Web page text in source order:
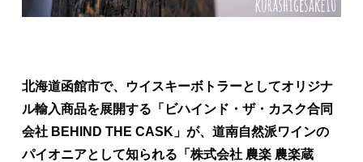
北海道函館市で、ウイスキーボトラーとしてオリジナ
ル輸入商品を展開する「ビハインド・ザ・カスク合同
会社 BEHIND THE CASK」が、道南自然派ワインの
パイオニアとして知られる「株式会社 農楽 農楽蔵